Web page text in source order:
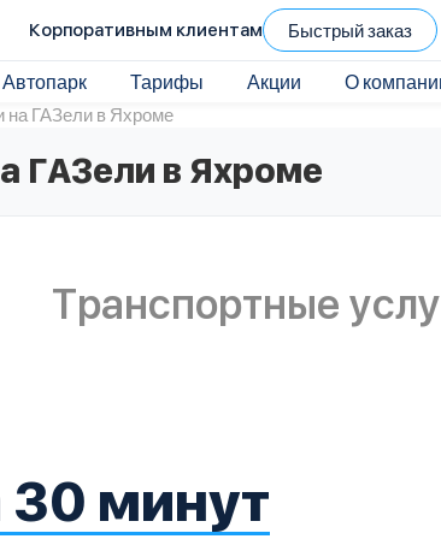
Корпоративным клиентам Быстрый заказ
Автопарк Тарифы Акции О
на ГАЗели в Яхроме
ГАЗели в Яхроме
Транспортные
30 минут